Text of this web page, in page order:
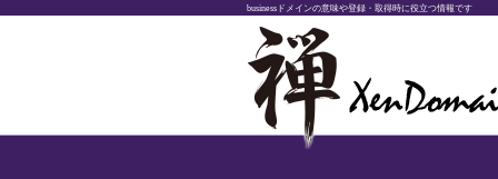
businessドメインの意味や登録・取得時に役立つ情報です